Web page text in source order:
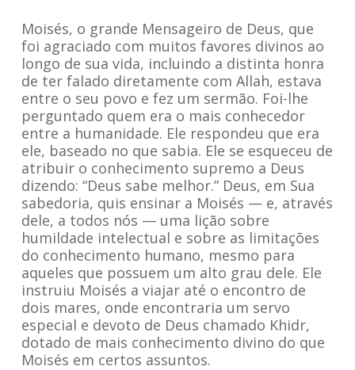
Moisés, o grande Mensageiro de Deus, que
foi agraciado com muitos favores divinos ao
longo de sua vida, incluindo a distinta honra
de ter falado diretamente com Allah, estava
entre o seu povo e fez um sermão. Foi-lhe
perguntado quem era o mais conhecedor
entre a humanidade. Ele respondeu que era
ele, baseado no que sabia. Ele se esqueceu de
atribuir o conhecimento supremo a Deus
dizendo: “Deus sabe melhor.” Deus, em Sua
sabedoria, quis ensinar a Moisés — e, através
dele, a todos nós — uma lição sobre
humildade intelectual e sobre as limitações
do conhecimento humano, mesmo para
aqueles que possuem um alto grau dele. Ele
instruiu Moisés a viajar até o encontro de
dois mares, onde encontraria um servo
especial e devoto de Deus chamado Khidr,
dotado de mais conhecimento divino do que
Moisés em certos assuntos.